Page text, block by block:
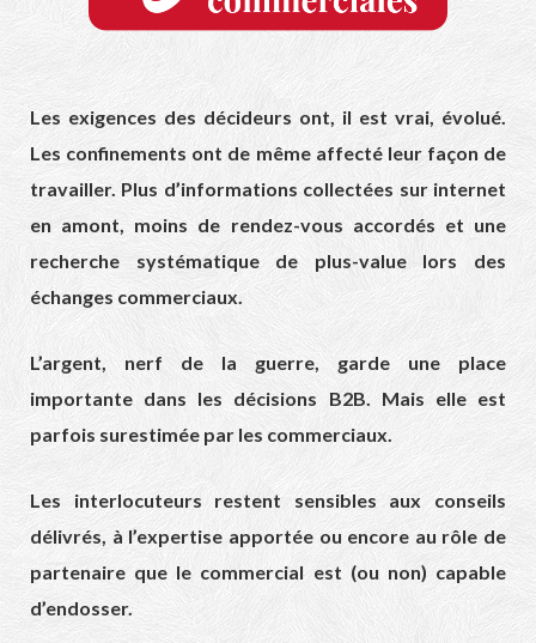
Les exigences des décideurs ont, il est vrai, évolué.
Les confinements ont de même affecté leur façon de
travailler. Plus d’informations collectées sur internet
en amont, moins de rendez-vous accordés et une
recherche systématique de plus-value lors des
échanges commerciaux.
L’argent, nerf de la guerre, garde une place
importante dans les décisions B2B. Mais elle est
parfois surestimée par les commerciaux.
Les interlocuteurs restent sensibles aux conseils
délivrés, à l’expertise apportée ou encore au rôle de
partenaire que le commercial est (ou non) capable
d’endosser.